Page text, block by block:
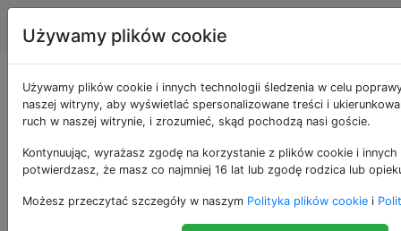
Unix & Linux
Pytania otagowane
jako xrandr
xrandr to rozszerzenie X Window System, które
umożliwia klientom dynamiczną zmianę ekranów X w
celu zmiany rozmiaru, obrotu i odzwierciedlenia okna
Używamy plików cookie
Używamy plików cookie i innych technologii śledzenia w celu
naszej witryny, aby wyświetlać spersonalizowane treści i
ruch w naszej witrynie, i zrozumieć, skąd pochodzą nasi goście.
Kontynuując, wyrażasz zgodę na korzystanie z plików cookie i
potwierdzasz, że masz co najmniej 16 lat lub zgodę rodzica lub
Możesz przeczytać szczegóły w naszym Polityka plików cookie i